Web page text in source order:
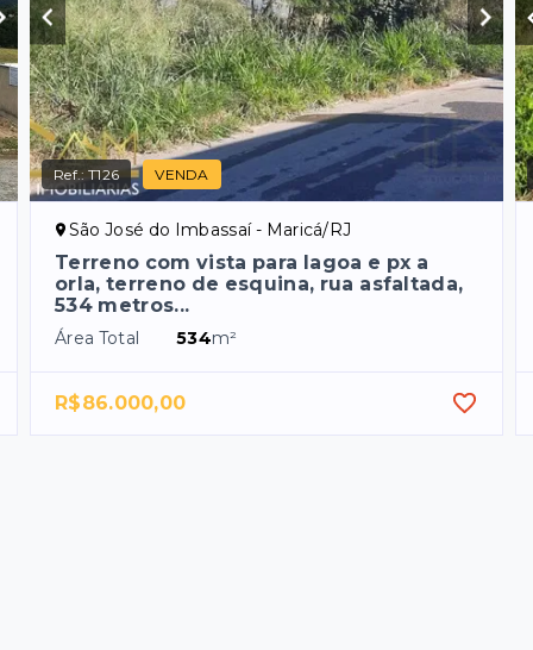
Ref.:T126 VENDA
São José do Imbassaí - Maricá/RJ
Terreno com vista para lagoa e px a
orla, terreno de esquina, rua asfaltada,
534 metros...
Área Total 534m²
R$86.000,00